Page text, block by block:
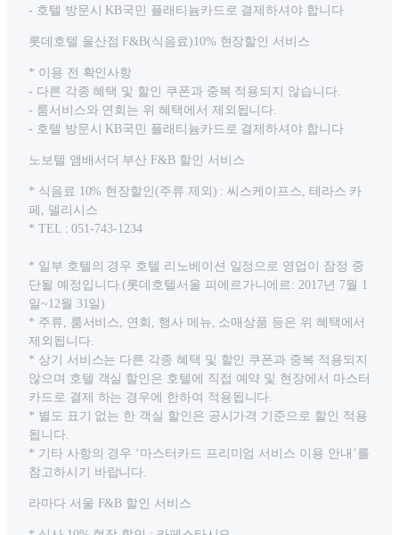
- 호텔 방문시 KB국민 플래티늄카드로 결제하셔야 합니다
롯데호텔 울산점 F&B(식음료)10% 현장할인 서비스
* 이용 전 확인사항
- 다른 각종 혜택 및 할인 쿠폰과 중복 적용되지 않습니다.
- 룸서비스와 연회는 위 혜택에서 제외됩니다.
- 호텔 방문시 KB국민 플래티늄카드로 결제하셔야 합니다
노보텔 앰배서더 부산 F&B 할인 서비스
* 식음료 10% 현장할인(주류 제외) : 씨스케이프스, 테라스 카
페, 델리시스
* TEL : 051-743-1234
* 일부 호텔의 경우 호텔 리노베이션 일정으로 영업이 잠정 중
단될 예정입니다.(롯데호텔서울 피에르가니에르: 2017년 7월 1
일~12월 31일)
* 주류, 룸서비스, 연회, 행사 메뉴, 소매상품 등은 위 혜택에서
제외됩니다.
* 상기 서비스는 다른 각종 혜택 및 할인 쿠폰과 중복 적용되지
않으며 호텔 객실 할인은 호텔에 직접 예약 및 현장에서 마스터
카드로 결제 하는 경우에 한하여 적용됩니다.
* 별도 표기 없는 한 객실 할인은 공시가격 기준으로 할인 적용
됩니다.
* 기타 사항의 경우 ‘마스터카드 프리미엄 서비스 이용 안내’를
참고하시기 바랍니다.
라마다 서울 F&B 할인 서비스